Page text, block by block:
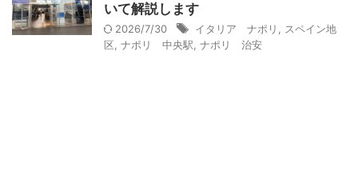
いて解説します
2026/7/30 イタリア ナポリ
スペイン地
区 ナポリ 中央駅 ナポリ 治安